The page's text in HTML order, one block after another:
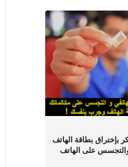
الهكر بإختراق بطاقة الهاتف
على الهاتف